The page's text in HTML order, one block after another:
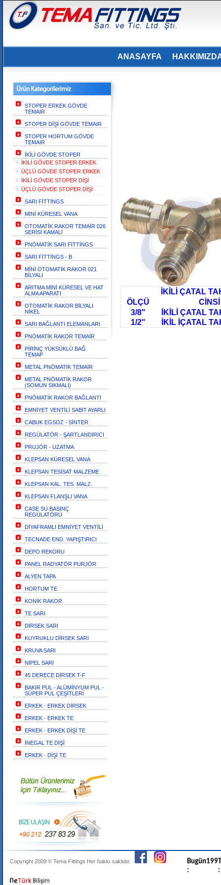
ANASAYFA
STOPER ERKEK GÖVDE
TEMAIR
STOPER DİŞİ GÖVDE TEMAIR
STOPER HORTUM GÖVDE
TEMAIR
İKİLİ GÖVDE STOPER
İKİLİ GÖVDE STOPER ERKEK
ÜÇLÜ GÖVDE STOPER ERKEK
İKİLİ GÖVDE STOPER DİŞİ
ÜÇLÜ GÖVDE STOPER DİŞİ
SARI FİTTİNGS
MİNİ KÜRESEL VANA
OTOMATİK RAKOR TEMAİR 026
SERİSİ KAMALI
PNÖMATİK SARI FİTTİNGS
SARI FİTTİNGS - B
MİNİ OTOMATİK RAKOR 021
BİLYALI
ARITMA MİNİ KÜRESEL VE HAT
ALMA APARATI
OTOMATİK RAKOR BİLYALI
NİKEL
SARI BAĞLANTI ELEMANLARI
PNÖMATİK RAKOR TEMAİR
PİRİNÇ YÜKSÜKLÜ BAĞ.
TEMAP
METAL PNÖMATİK TEMAİR
METAL PNÖMATİK RAKOR
(SOMUN SIKMALI)
PNÖMATİK RAKOR BAĞLANTI
EMNİYET VENTİLİ SABİT AYARLI
CABUK EGSOZ - SİNTER
REGÜLATÖR - ŞARTLANDIRICI
PRUJÖR - UZATMA
KLEPSAN KÜRESEL VANA
KLEPSAN TESİSAT MALZEME
KLEPSAN KAL. TES. MALZ.
KLEPSAN FLANŞLI VANA
CASE SU BASINÇ
REGÜLATÖRÜ
DİYAFRAMLI EMNİYET VENTİLİ
TECNADE END. YAPIŞTIRICI
DEPO REKORU
PANEL RADYATÖR PURJÖR
ALYEN TAPA
HORTUM TE
KONİK RAKOR
TE SARI
DİRSEK SARI
KUYRUKLU DİRSEK SARI
KRUVA SARI
NİPEL SARI
45 DERECE DİRSEK T-F
BAKIR PUL - ALÜMİNYUM PUL -
SÜPER PUL ÇEŞİTLERİ
ERKEK - ERKEK DİRSEK
ERKEK - ERKEK TE
ERKEK - ERKEK DİŞİ TE
İNEGAL TE DİŞİ
ERKEK - DİŞİ TE
İKİLİ ÇATAL TAKIM
ÖLÇÜ CİNSİ
3/8" İKİLİ
1/2" İKİL İÇATAL
Copyright 2009 © Tema Fittings Her hakkı saklıdır.
Bugün
:
199
: